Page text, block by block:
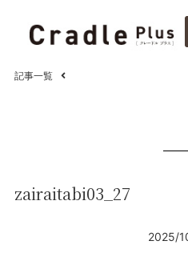
記事一覧
zairaitabi03_27
2025/